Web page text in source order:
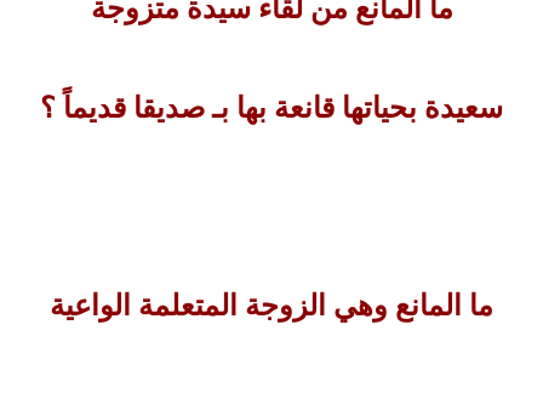
ما المانع من لقاء سيدة متزوجة
سعيدة بحياتها قانعة بها بـ صديقا قديماً ؟
ما المانع وهي الزوجة المتعلمة الواعية